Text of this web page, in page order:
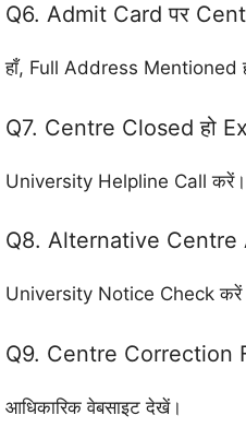
Q6. Admit Card पर
हाँ, Full Address Mentioned
Q7. Centre Closed हो
University Helpline Call करें।
Q8. Alternative Centre
University Notice Check
Q9. Centre Correction
आधिकारिक वेबसाइट देखें।